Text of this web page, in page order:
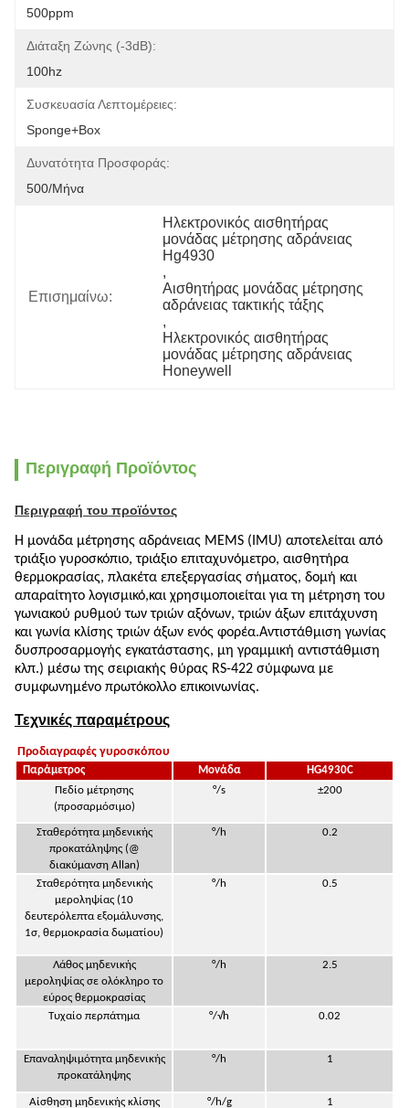
500ppm
Διάταξη Ζώνης (-3dB):
100hz
Συσκευασία Λεπτομέρειες:
Sponge+box
Δυνατότητα Προσφοράς:
500/μήνα
Επισημαίνω:
Ηλεκτρονικός αισθητήρας
μονάδας μέτρησης αδράνειας
Hg4930
,
Αισθητήρας μονάδας μέτρησης
αδράνειας τακτικής τάξης
,
Ηλεκτρονικός αισθητήρας
μονάδας μέτρησης αδράνειας
Honeywell
Περιγραφή Προϊόντος
Περιγραφή του προϊόντος
Η μονάδα μέτρησης αδράνειας MEMS (IMU) αποτελείται από
τριάξιο γυροσκόπιο, τριάξιο επιταχυνόμετρο, αισθητήρα
θερμοκρασίας, πλακέτα επεξεργασίας σήματος, δομή και
απαραίτητο λογισμικό,και χρησιμοποιείται για τη μέτρηση του
γωνιακού ρυθμού των τριών αξόνων, τριών άξων επιτάχυνση
και γωνία κλίσης τριών άξων ενός φορέα.Αντιστάθμιση γωνίας
δυσπροσαρμογής εγκατάστασης, μη γραμμική αντιστάθμιση
κλπ.) μέσω της σειριακής θύρας RS-422 σύμφωνα με
συμφωνημένο πρωτόκολλο επικοινωνίας.
Τεχνικές παραμέτρους
Προδιαγραφές γυροσκόπου
Παράμετρος Μονάδα
HG4930C
Πεδίο μέτρησης
(προσαρμόσιμο)
°/s ±200
Σταθερότητα μηδενικής
προκατάληψης (@
διακύμανση Allan)
°/h 0.2
Σταθερότητα μηδενικής
μεροληψίας (10
δευτερόλεπτα εξομάλυνσης,
1σ, θερμοκρασία δωματίου)
°/h 0.5
Λάθος μηδενικής
μεροληψίας σε ολόκληρο το
εύρος θερμοκρασίας
°/h 2.5
Τυχαίο περπάτημα °/√h 0.02
Επαναληψιμότητα μηδενικής
προκατάληψης
°/h 1
Αίσθηση μηδενικής κλίσης °/h/g 1